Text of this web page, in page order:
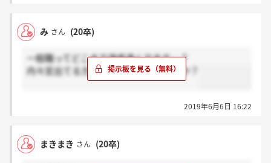
み さん (20卒)
一般職ってどこまで選考進んでます…？
内々定出てる方とかいらっしゃいますか？
2019年6月6日 16:22
まきまき さん (20卒)